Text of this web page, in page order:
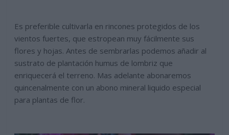
Es preferible cultivarla en rincones protegidos de los
vientos fuertes, que estropean muy fácilmente sus
flores y hojas. Antes de sembrarlas podemos añadir al
sustrato de plantación humus de lombriz que
enriquecerá el terreno. Mas adelante abonaremos
quincenalmente con un abono mineral liquido especial
para plantas de flor.